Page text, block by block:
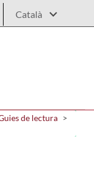
de lectura